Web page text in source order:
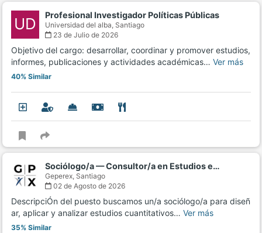
UD Profesional Investigador Políticas Públicas
Universidad del alba, Santiago
23 de Julio de 2026
Objetivo del cargo: desarrollar, coordinar y promover estudios,
informes, publicaciones y actividades académicas… Ver más
40% Similar
Sociólogo/a — Consultor/a en Estudios e…
Geperex, Santiago
02 de Agosto de 2026
DescripciÓn del puesto buscamos un/a sociólogo/a para diseñ
ar, aplicar y analizar estudios cuantitativos… Ver más
35% Similar